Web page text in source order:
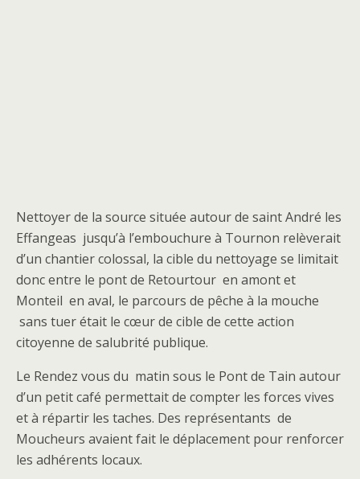
Nettoyer de la source située autour de saint André les
Effangeas jusqu’à l’embouchure à Tournon relèverait
d’un chantier colossal, la cible du nettoyage se limitait
donc entre le pont de Retourtour en amont et
Monteil en aval, le parcours de pêche à la mouche
sans tuer était le cœur de cible de cette action
citoyenne de salubrité publique.
Le Rendez vous du matin sous le Pont de Tain autour
d’un petit café permettait de compter les forces vives
et à répartir les taches. Des représentants de
Moucheurs avaient fait le déplacement pour renforcer
les adhérents locaux.